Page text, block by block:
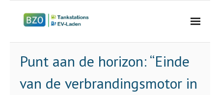
Punt aan de horizon: “Einde
van de verbrandingsmotor in